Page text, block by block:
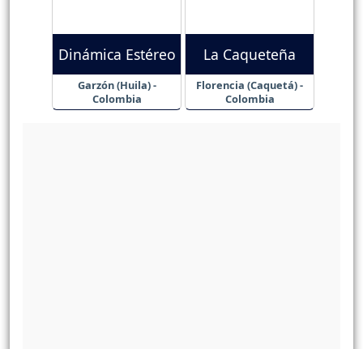
Dinámica Estéreo
Garzón (Huila) -
Colombia
La Caqueteña
Florencia (Caquetá) -
Colombia